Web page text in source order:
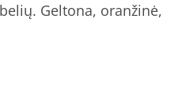
Geltona, oranžinė,